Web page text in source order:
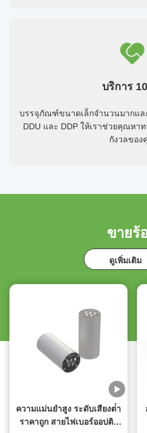
บริการ
บรรจุภัณฑ์ขนาดเล็กจำนวนมากแล
DDU และ DDP ให้เราช่วยคุณหา
กังวลของ
ขายร้
ดูเพิ่มเติม
ความแม่นยําสูง ระดับเสียงต่ํา
ราคาถูก สายไฟเบอร์ออปติก